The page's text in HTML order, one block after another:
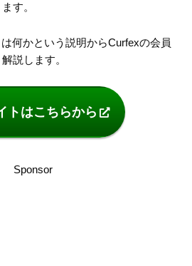
す。
何かという説明からCurfexの会員
説します。
トはこちらから
Sponsor